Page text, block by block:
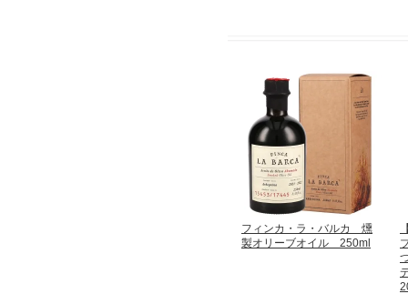
フィンカ・ラ・バルカ 燻
製オリーブオイル 250ml